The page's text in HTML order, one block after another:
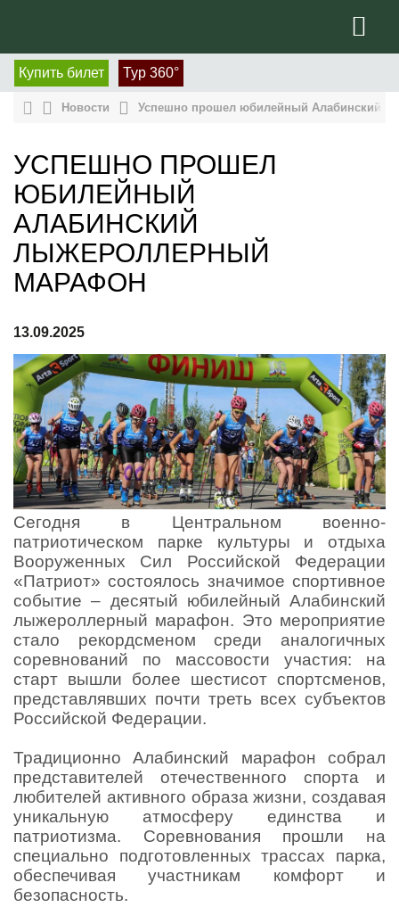
Купить билет Тур 360°
Новости Успешно прошел юбилейный Алабинский
УСПЕШНО ПРОШЕЛ
ЮБИЛЕЙНЫЙ
АЛАБИНСКИЙ
ЛЫЖЕРОЛЛЕРНЫЙ
МАРАФОН
13.09.2025
Сегодня в Центральном военно-
патриотическом парке культуры и отдыха
Вооруженных Сил Российской Федерации
«Патриот» состоялось значимое спортивное
событие – десятый юбилейный Алабинский
лыжероллерный марафон. Это мероприятие
стало рекордсменом среди аналогичных
соревнований по массовости участия: на
старт вышли более шестисот спортсменов,
представлявших почти треть всех субъектов
Российской Федерации.
Традиционно Алабинский марафон собрал
представителей отечественного спорта и
любителей активного образа жизни, создавая
уникальную атмосферу единства и
патриотизма. Соревнования прошли на
специально подготовленных трассах парка,
обеспечивая участникам комфорт и
безопасность.